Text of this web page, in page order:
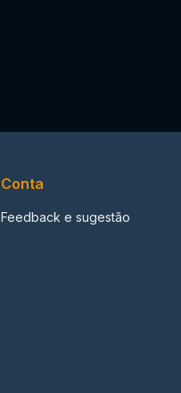
Conta
Feedback e sugestão